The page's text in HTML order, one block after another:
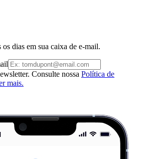
dias em sua caixa de e-mail.
Consulte nossa Política de
mais.